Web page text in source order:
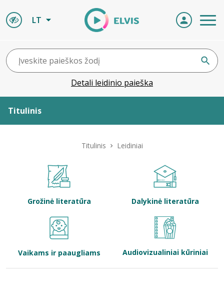
LT
Detali leidinio paieška
Titulinis
Bibliotekoms
Titulinis Leidiniai
Grožinė literatūra Dalykinė literatūra
Vaikams ir paaugliams Audiovizualiniai kūriniai